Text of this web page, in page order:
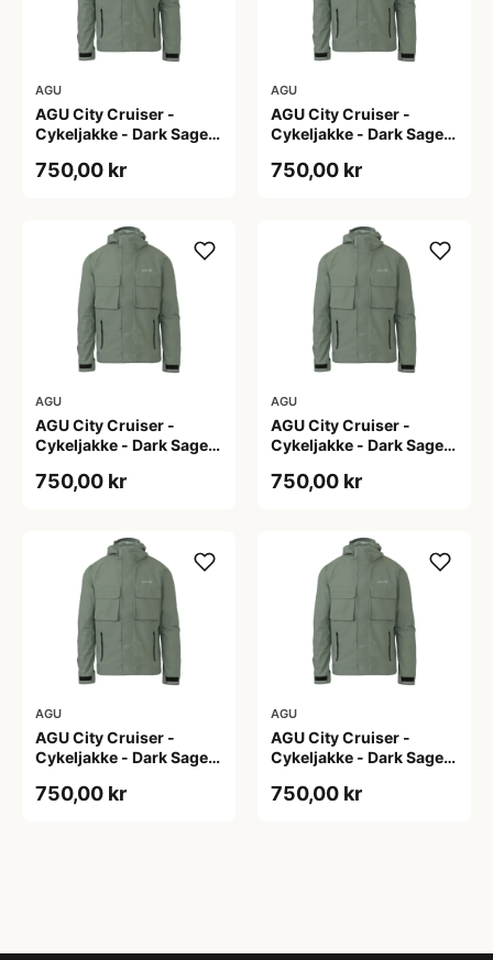
AGU
AGU City Cruiser -
Cykeljakke - Dark Sage -
750,00 kr
AGU
AGU City Cruiser -
Cykeljakke - Dark Sage -
750,00 kr
AGU
AGU City Cruiser -
Cykeljakke - Dark Sage -
750,00 kr
AGU
AGU City Cruiser -
Cykeljakke - Dark Sage -
750,00 kr
AGU
AGU City Cruiser -
Cykeljakke - Dark Sage -
750,00 kr
AGU
AGU City Cruiser -
Cykeljakke - Dark Sage -
750,00 kr